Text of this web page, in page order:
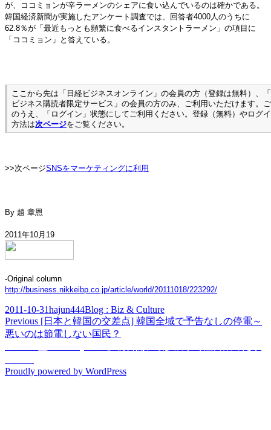
が、ココミョンが辛ラーメンのシェアに食い込んでいるのは確かである。
韓国経済新聞が実施したアンケート調査では、回答者4000人のうちに
62.8％が「最近もっとも頻繁に食べるインスタントラーメン」の項目に
「ココミョン」と答えている。
ここから先は「日経ビジネスオンライン」の会員の方（登録は無料）、
ビジネス購読者限定サービス」の会員の方のみ、ご利用いただけます。
のうえ、「ログイン」状態にしてご利用ください。登録（無料）やログ
方法は次ページをご覧ください。
>>次ページSNSをマーケティングに利用
By 趙 章恩
2011年10月19
-Original column
http://business.nikkeibp.co.jp/article/world/20111018/223292/
Posted
on
2011-10-31Author
hajun444Categories
Blog : Biz & Culture
Post
navigation
Previous Previous
post:
[日本と韓国の交差点] 韓国全域で予告なしの停電～
悪いのは節電しない国民？
Proudly powered by WordPress